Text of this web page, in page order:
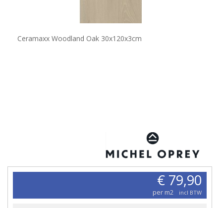
Ceramaxx Woodland Oak 30x120x3cm
€ 79,90
per m2 incl BTW